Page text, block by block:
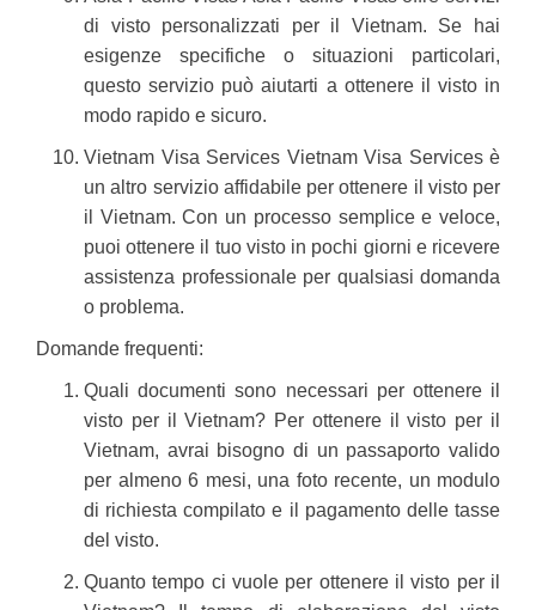
di visto personalizzati per il Vietnam. Se hai
esigenze specifiche o situazioni particolari,
questo servizio può aiutarti a ottenere il visto in
modo rapido e sicuro.
Vietnam Visa Services Vietnam Visa Services è
un altro servizio affidabile per ottenere il visto per
il Vietnam. Con un processo semplice e veloce,
puoi ottenere il tuo visto in pochi giorni e ricevere
assistenza professionale per qualsiasi domanda
o problema.
Domande frequenti:
Quali documenti sono necessari per ottenere il
visto per il Vietnam? Per ottenere il visto per il
Vietnam, avrai bisogno di un passaporto valido
per almeno 6 mesi, una foto recente, un modulo
di richiesta compilato e il pagamento delle tasse
del visto.
Quanto tempo ci vuole per ottenere il visto per il